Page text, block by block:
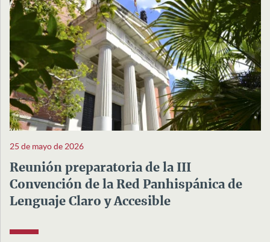
25 de mayo de 2026
Reunión preparatoria de la III
Convención de la Red Panhispánica de
Lenguaje Claro y Accesible